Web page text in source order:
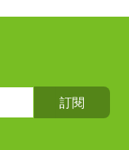
訂閱